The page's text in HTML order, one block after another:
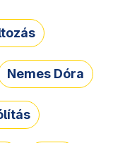
Nemes Dóra